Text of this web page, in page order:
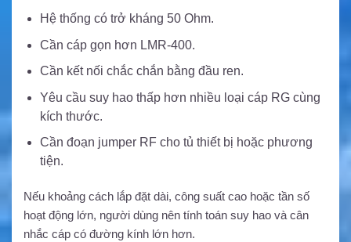
Hệ thống có trở kháng 50 Ohm.
Cần cáp gọn hơn LMR-400.
Cần kết nối chắc chắn bằng đầu ren.
Yêu cầu suy hao thấp hơn nhiều loại cáp RG cùng
kích thước.
Cần đoạn jumper RF cho tủ thiết bị hoặc phương
tiện.
Nếu khoảng cách lắp đặt dài, công suất cao hoặc tần số
hoạt động lớn, người dùng nên tính toán suy hao và cân
nhắc cáp có đường kính lớn hơn.